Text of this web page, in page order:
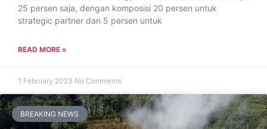
25 persen saja, dengan komposisi 20 persen untuk
strategic partner dan 5 persen untuk
READ MORE »
1 February 2023 No Comments
BREAKING NEWS